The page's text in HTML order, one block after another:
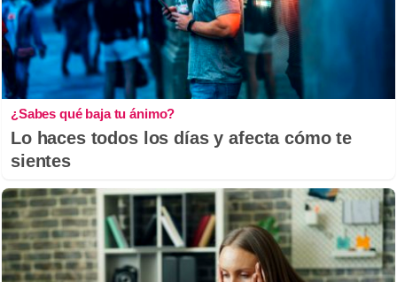
¿Sabes qué baja tu ánimo?
Lo haces todos los días y afecta cómo te
sientes